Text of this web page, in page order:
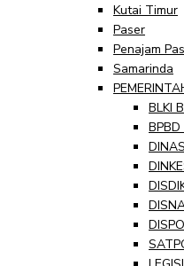
Kutai Timur
Paser
Penajam
Samarinda
BLKI
BPBD